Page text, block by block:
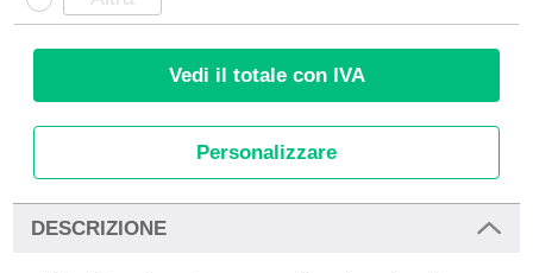
Vedi il totale con IVA
Personalizzare
DESCRIZIONE